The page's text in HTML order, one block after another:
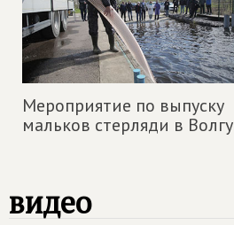
Мероприятие по выпуску
мальков стерляди в Волгу
видео